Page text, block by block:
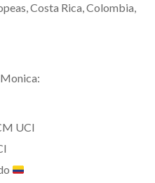
Costa Rica, Colombia,
UCI